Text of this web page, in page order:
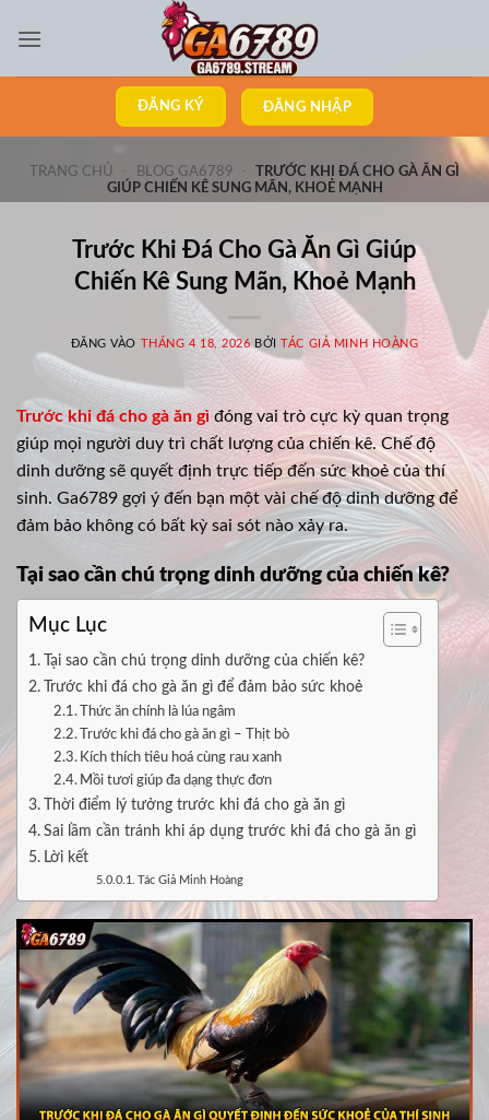
qua
ĐĂNG KÝ ĐĂNG NHẬP
TRANG CHỦ BLOG GA6789
TRƯỚC KHI ĐÁ CHO GÀ ĂN GÌ
GIÚP CHIẾN KÊ SUNG MÃN, KHOẺ MẠNH
Trước Khi Đá Cho Gà Ăn Gì Giúp
Chiến Kê Sung Mãn, Khoẻ Mạnh
ĐĂNG VÀO THÁNG 4 18, 2026 BỞITÁC GIẢ MINH HOÀNG
Trước khi đá cho gà ăn gì đóng vai trò cực kỳ quan trọng
giúp mọi người duy trì chất lượng của chiến kê. Chế độ
dinh dưỡng sẽ quyết định trực tiếp đến sức khoẻ của thí
sinh. Ga6789 gợi ý đến bạn một vài chế độ dinh dưỡng để
đảm bảo không có bất kỳ sai sót nào xảy ra.
Tại sao cần chú trọng dinh dưỡng của chiến kê?
Mục Lục
Tại sao cần chú trọng dinh dưỡng của chiến kê?
Trước khi đá cho gà ăn gì để đảm bảo sức khoẻ
Thức ăn chính là lúa ngâm
Trước khi đá cho gà ăn gì – Thịt bò
Kích thích tiêu hoá cùng rau xanh
Mồi tươi giúp đa dạng thực đơn
Thời điểm lý tưởng trước khi đá cho gà ăn gì
Sai lầm cần tránh khi áp dụng trước khi đá cho gà ăn gì
Lời kết
Tác Giả Minh Hoàng